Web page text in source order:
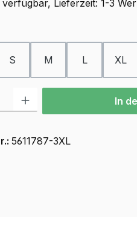
Lieferzeit: 1-3
S M L XL
Gib den gewünschten
In
5611787-3XL